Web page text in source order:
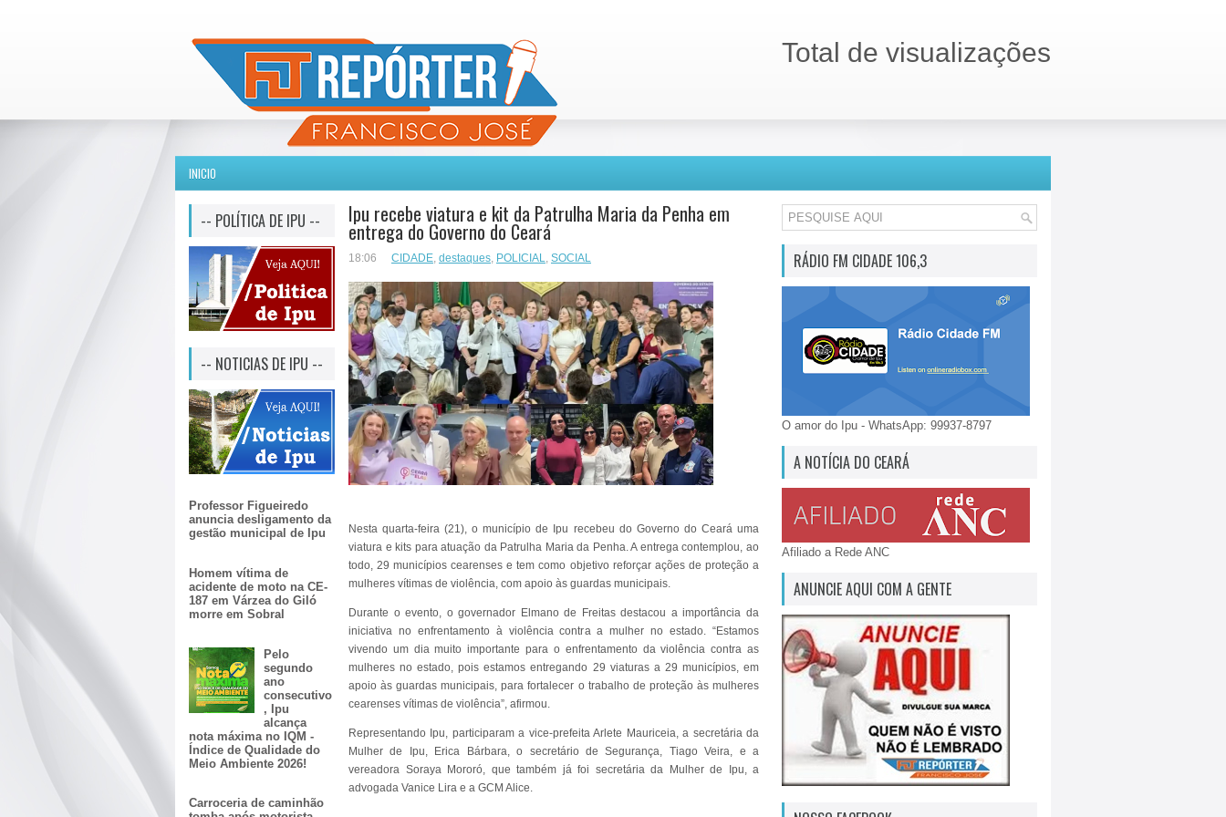
Total de visualizações
INICIO
-- POLÍTICA DE IPU --
-- NOTICIAS DE IPU --
Professor Figueiredo
anuncia desligamento da
gestão municipal de Ipu
Homem vítima de
acidente de moto na CE-
187 em Várzea do Giló
morre em Sobral
Pelo
segundo
ano
consecutivo
, Ipu
alcança
nota máxima no IQM -
Índice de Qualidade do
Meio Ambiente 2026!
Carroceria de caminhão
Ipu recebe viatura e kit da Patrulha Maria da Penha em
entrega do Governo do Ceará
18:06 CIDADE, destaques, POLICIAL, SOCIAL
Nesta quarta-feira (21), o município de Ipu recebeu do Governo do Ceará uma
viatura e kits para atuação da Patrulha Maria da Penha. A entrega contemplou, ao
todo, 29 municípios cearenses e tem como objetivo reforçar ações de proteção a
mulheres vítimas de violência, com apoio às guardas municipais.
Durante o evento, o governador Elmano de Freitas destacou a importância da
iniciativa no enfrentamento à violência contra a mulher no estado. “Estamos
vivendo um dia muito importante para o enfrentamento da violência contra as
mulheres no estado, pois estamos entregando 29 viaturas a 29 municípios, em
apoio às guardas municipais, para fortalecer o trabalho de proteção às mulheres
cearenses vítimas de violência”, afirmou.
Representando Ipu, participaram a vice-prefeita Arlete Mauriceia, a secretária da
Mulher de Ipu, Erica Bárbara, o secretário de Segurança, Tiago Veira, e a
vereadora Soraya Mororó, que também já foi secretária da Mulher de Ipu, a
advogada Vanice Lira e a GCM Alice.
RÁDIO FM CIDADE 106,3
O amor do Ipu - WhatsApp: 99937-8797
A NOTÍCIA DO CEARÁ
Afiliado a Rede ANC
ANUNCIE AQUI COM A GENTE